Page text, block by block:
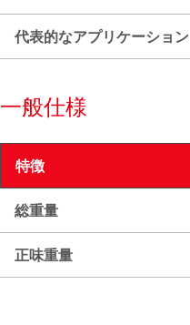
代表的なアプリケーション
一般仕様
特徴
総重量
正味重量